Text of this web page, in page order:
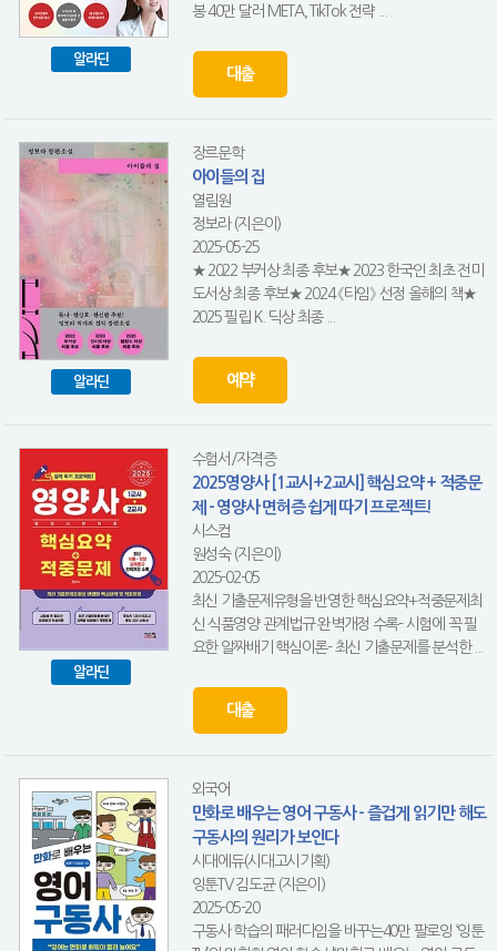
알라딘
봉 40만 달러 META, TikTok 전략 ...
대출
알라딘
장르문학
아이들의 집
열림원
정보라 (지은이)
2025-05-25
★ 2022 부커상 최종 후보★ 2023 한국인 최초 전미
도서상 최종 후보★ 2024 《타임》 선정 올해의 책★
2025 필립 K. 딕상 최종 ...
예약
알라딘
수험서/자격증
2025영양사 [1교시+2교시] 핵심요약 + 적중문
제 - 영양사 면허증 쉽게 따기 프로젝트!
시스컴
원성숙 (지은이)
2025-02-05
최신 기출문제유형을 반영한 핵심요약+적중문제최
신 식품영양 관계법규 완벽개정 수록- 시험에 꼭 필
요한 알짜배기 핵심이론- 최신 기출문제를 분석한 ...
대출
외국어
만화로 배우는 영어 구동사 - 즐겁게 읽기만 해도
구동사의 원리가 보인다
시대에듀(시대고시기획)
잉툰TV 김도균 (지은이)
2025-05-20
구동사 학습의 패러다임을 바꾸는40만 팔로잉 ‘잉툰